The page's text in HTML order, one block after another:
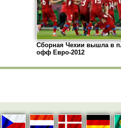
Сборная Чехии вышла в
офф Евро-2012